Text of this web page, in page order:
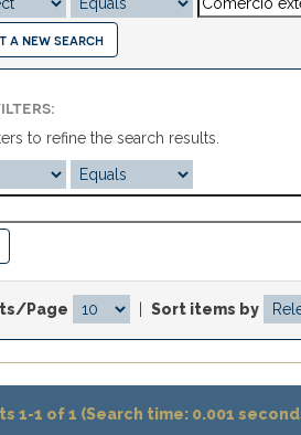
a new search
to refine the search results.
Page Sort items by
1-1 of 1 (Search time: 0.001